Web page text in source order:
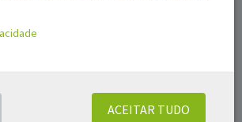
ACEITAR TUDO